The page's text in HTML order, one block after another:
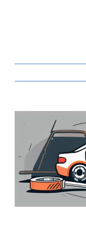
grösseres